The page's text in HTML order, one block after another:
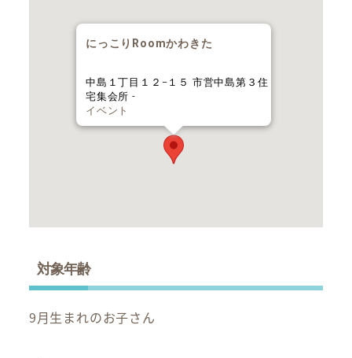
にっこりRoomかわきた
中島１丁目１２−１５ 市営中島第３住
宅集会所 -
イベント
対象年齢
9月生まれのお子さん